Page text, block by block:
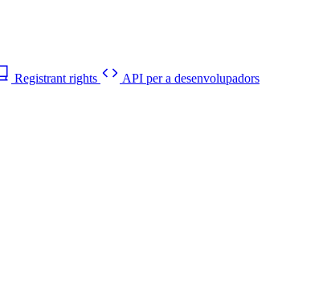
Registrant rights API per a desenvolupadors